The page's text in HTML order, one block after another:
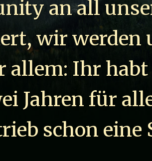
an all
wir werden
allem: Ihr
Jahren für
schon